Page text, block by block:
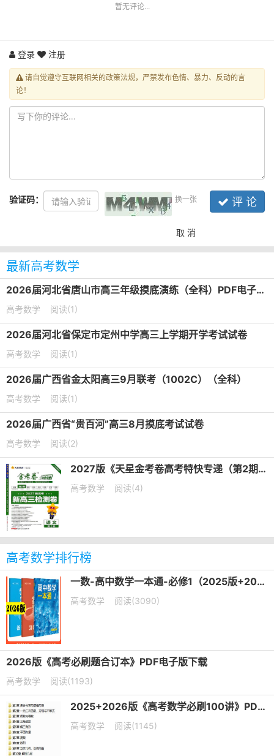
暂无评论...
登录 注册
请自觉遵守互联网相关的政策法规，严禁发布色情、暴力、反动的言
论！
验证码： 换一张 评 论
取 消
最新高考数学
2026届河北省唐山市高三年级摸底演练（全科）PDF电子版下载
高考数学 阅读(1)
2026届河北省保定市定州中学高三上学期开学考试试卷
高考数学 阅读(1)
2026届广西省金太阳高三9月联考（1002C）（全科）
高考数学 阅读(1)
2026届广西省“贵百河”高三8月摸底考试试卷
高考数学 阅读(2)
2027版《天星金考卷高考特快专递（第2期）》PDF电子版下载
高考数学 阅读(4)
高考数学排行榜
一数-高中数学一本通-必修1（2025版+2026版）PDF下载
高考数学 阅读(3090)
2026版《高考必刷题合订本》PDF电子版下载
高考数学 阅读(1193)
2025+2026版《高考数学必刷100讲》PDF电子版下载
高考数学 阅读(1145)